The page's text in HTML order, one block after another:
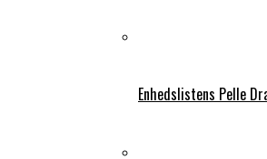
Enhedslistens Pelle